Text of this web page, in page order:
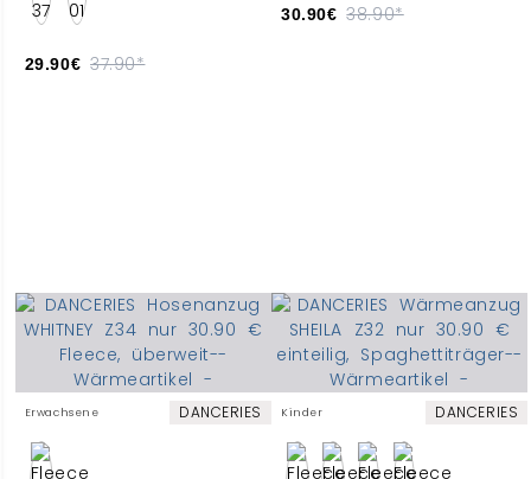
29.90€ 37.90*
30.90€ 38.90*
Erwachsene DANCERIES Kinder DANCERIES